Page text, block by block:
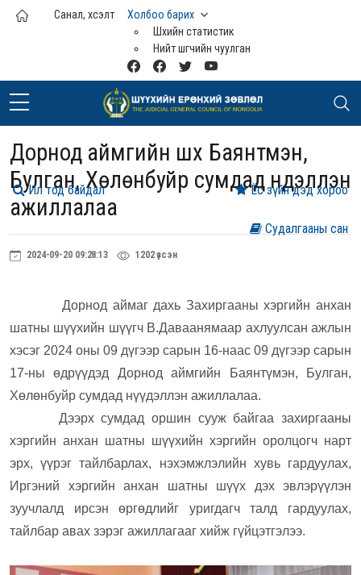
Үндсэн агуулга руу шилжих
Санал, хүсэлт
Холбоо барих
Шүүхийн статистик
Нийт шүүгчийн чуулган
Дорнод аймгийн шүүх Баянтүмэн,
Булган, Хөлөнбуйр сумдад нүүдэллэн
ажиллалаа
2024-09-20 09:28:13 1202 үзсэн
Дорнод аймаг дахь Захиргааны хэргийн анхан
шатны шүүхийн шүүгч В.Даваанямаар ахлуулсан ажлын
хэсэг 2024 оны 09 дүгээр сарын 16-наас 09 дүгээр сарын
17-ны өдрүүдэд Дорнод аймгийн Баянтүмэн, Булган,
Хөлөнбуйр сумдад нүүдэллэн ажиллалаа.
Дээрх сумдад оршин сууж байгаа захиргааны
хэргийн анхан шатны шүүхийн хэргийн оролцогч нарт
эрх, үүрэг тайлбарлах, нэхэмжлэлийн хувь гардуулах,
Иргэний хэргийн анхан шатны шүүх дэх эвлэрүүлэн
зуучлалд ирсэн өргөдлийг уригдагч талд гардуулах,
тайлбар авах зэрэг ажиллагааг хийж гүйцэтгэлээ.
Судалгааны сан
Ёс зүйн дэд хороо
Ил тод байдал